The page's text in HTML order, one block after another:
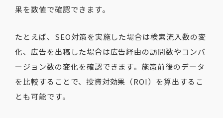
果を数値で確認できます。
たとえば、SEO対策を実施した場合は検索流入数の変
化、広告を出稿した場合は広告経由の訪問数やコンバ
ージョン数の変化を確認できます。施策前後のデータ
を比較することで、投資対効果（ROI）を算出するこ
とも可能です。